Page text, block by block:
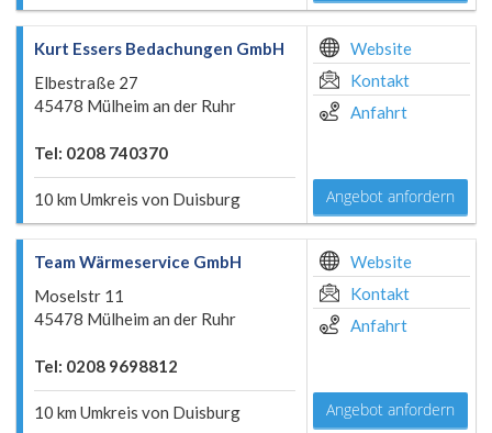
Kurt Essers Bedachungen GmbH
Elbestraße 27
45478 Mülheim an der Ruhr
Tel: 0208 740370
10 km Umkreis von Duisburg
Website
Kontakt
Anfahrt
Angebot anfordern
Team Wärmeservice GmbH
Moselstr 11
45478 Mülheim an der Ruhr
Tel: 0208 9698812
10 km Umkreis von Duisburg
Website
Kontakt
Anfahrt
Angebot anfordern